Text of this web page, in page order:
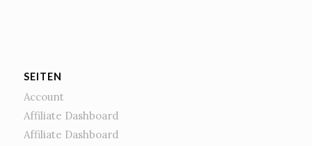
SEITEN
Account
Affiliate Dashboard
Affiliate Dashboard